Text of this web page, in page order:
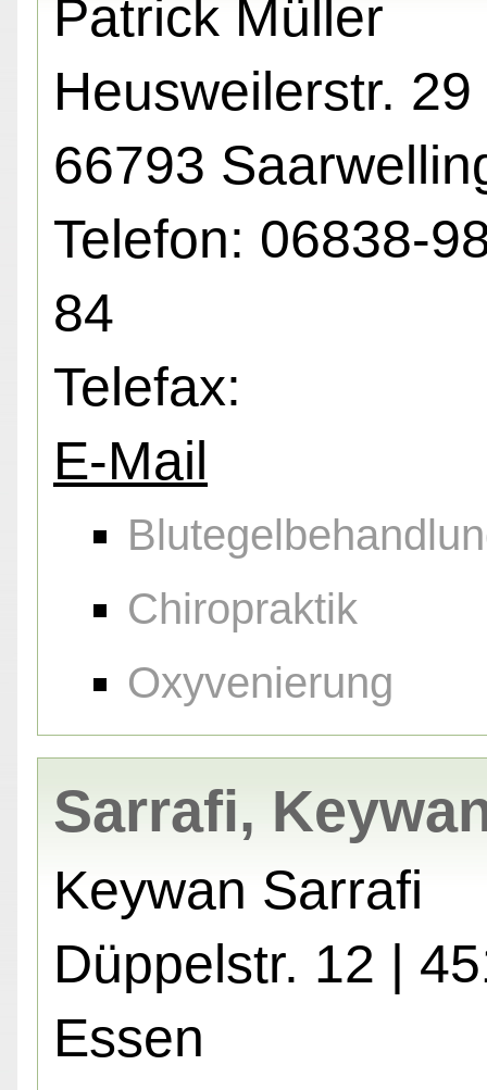
Patrick Müller
Heusweilerstr. 29
66793
Telefon: 06838-
84
Telefax:
E-Mail
Chiropraktik
Oxyvenierung
Sarrafi,
Keywan Sarrafi
Düppelstr. 12 |
Essen